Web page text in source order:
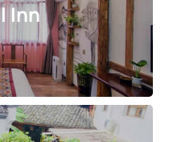
Inn